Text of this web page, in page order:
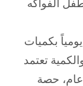
الفواكه
بكميات
الكمية تعتمد
حصة